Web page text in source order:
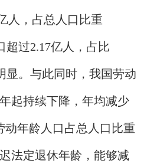
人，占总人口比重
超过2.17亿人，占比
显。与此同时，我国劳动
起持续下降，年均减少
动年龄人口占总人口比重
法定退休年龄，能够减